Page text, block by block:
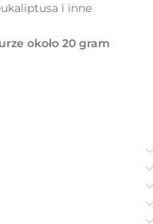
i inne
około 20 gram